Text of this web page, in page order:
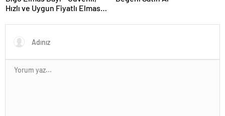
Hızlı ve Uygun Fiyatlı Elmas